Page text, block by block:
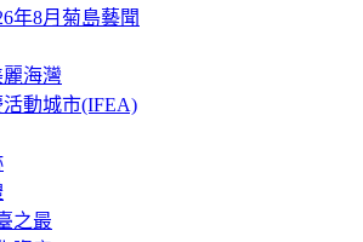
年8月菊島藝聞
海灣
活動城市(IFEA)
之最